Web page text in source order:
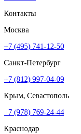
Контакты
Москва
+7 (495) 741-12-50
Санкт-Петербург
+7 (812) 997-04-09
Крым, Севастополь
+7 (978) 769-24-44
Краснодар